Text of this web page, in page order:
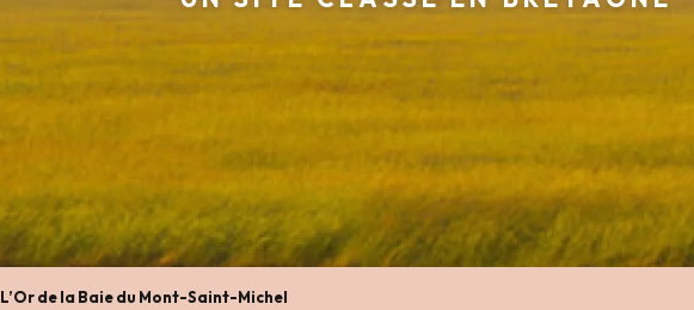
L’Or de la Baie du Mont-Saint-Michel